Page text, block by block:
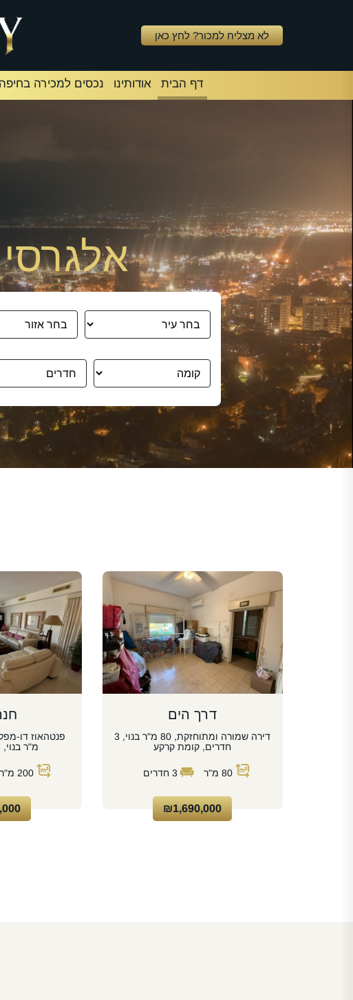
לא מצליח למכור? לחץ כאן
דף הבית אודותינו נכסים למכירה בחיפה
אלגרסי
דרך הים
דירה שמורה ומתוחזקת, 80 מ"ר בנוי, 3
חדרים, קומת קרקע
80 מ"ר 3 חדרים
₪1,690,000
מ"ר בנוי, 3 חדרים, 100
200 מ"ר